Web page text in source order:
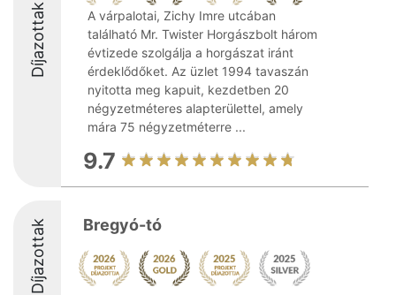
Díjazottak
A várpalotai, Zichy Imre utcában
található Mr. Twister Horgászbolt három
évtizede szolgálja a horgászat iránt
érdeklődőket. Az üzlet 1994 tavaszán
nyitotta meg kapuit, kezdetben 20
négyzetméteres alapterülettel, amely
mára 75 négyzetméterre ...
9.7
Díjazottak Bregyó-tó